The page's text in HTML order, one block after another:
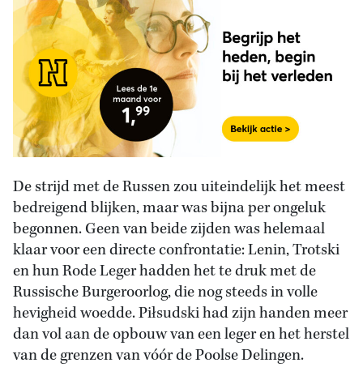
De strijd met de Russen zou uiteindelijk het meest
bedreigend blijken, maar was bijna per ongeluk
begonnen. Geen van beide zijden was helemaal
klaar voor een directe confrontatie: Lenin, Trotski
en hun Rode Leger hadden het te druk met de
Russische Burgeroorlog, die nog steeds in volle
hevigheid woedde. Piłsudski had zijn handen meer
dan vol aan de opbouw van een leger en het herstel
van de grenzen van vóór de Poolse Delingen.